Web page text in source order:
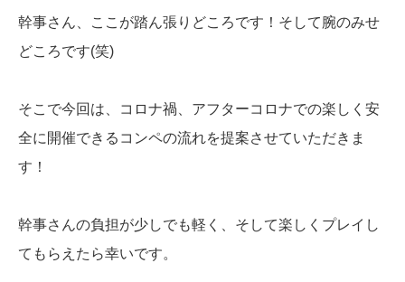
幹事さん、ここが踏ん張りどころです！そして腕のみせ
どころです(笑)
そこで今回は、コロナ禍、アフターコロナでの楽しく安
全に開催できるコンペの流れを提案させていただきま
す！
幹事さんの負担が少しでも軽く、そして楽しくプレイし
てもらえたら幸いです。